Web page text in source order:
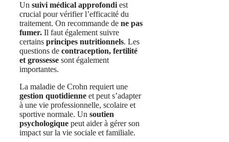
Un suivi médical approfondi est
crucial pour vérifier l’efficacité du
traitement. On recommande de ne pas
fumer. Il faut également suivre
certains principes nutritionnels. Les
questions de contraception, fertilité
et grossesse sont également
importantes.
La maladie de Crohn requiert une
gestion quotidienne et peut s’adapter
à une vie professionnelle, scolaire et
sportive normale. Un soutien
psychologique peut aider à gérer son
impact sur la vie sociale et familiale.